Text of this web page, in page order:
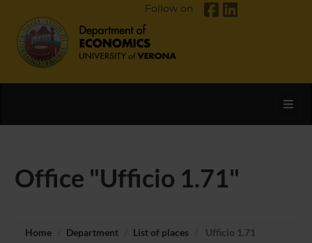
Follow on
Office "Ufficio 1.71"
Home Department List of places Ufficio 1.71